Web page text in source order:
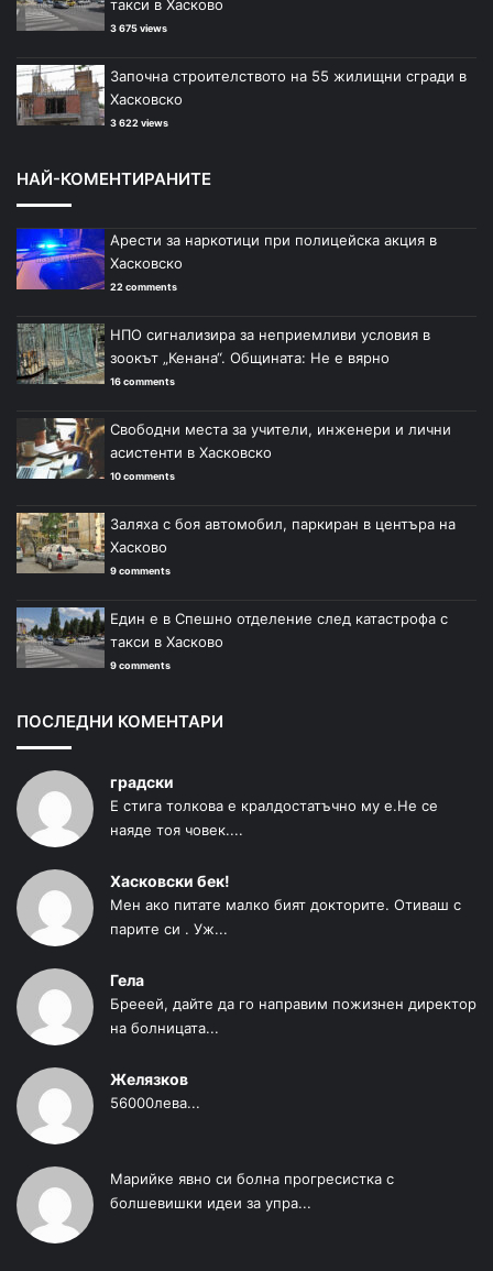
такси в Хасково
3 675 views
Започна строителството на 55 жилищни сгради в
Хасковско
3 622 views
НАЙ-КОМЕНТИРАНИТЕ
Арести за наркотици при полицейска акция в
Хасковско
22 comments
НПО сигнализира за неприемливи условия в
зоокът „Кенана“. Общината: Не е вярно
16 comments
Свободни места за учители, инженери и лични
асистенти в Хасковско
10 comments
Заляха с боя автомобил, паркиран в центъра на
Хасково
9 comments
Един е в Спешно отделение след катастрофа с
такси в Хасково
9 comments
ПОСЛЕДНИ КОМЕНТАРИ
градски
Е стига толкова е кралдостатъчно му е.Не се
наяде тоя човек....
Хасковски бек!
Мен ако питате малко бият докторите. Отиваш с
парите си . Уж...
Гела
Брееей, дайте да го направим пожизнен директор
на болницата...
Желязков
56000лева...
Марийке явно си болна прогресистка с
болшевишки идеи за упра...